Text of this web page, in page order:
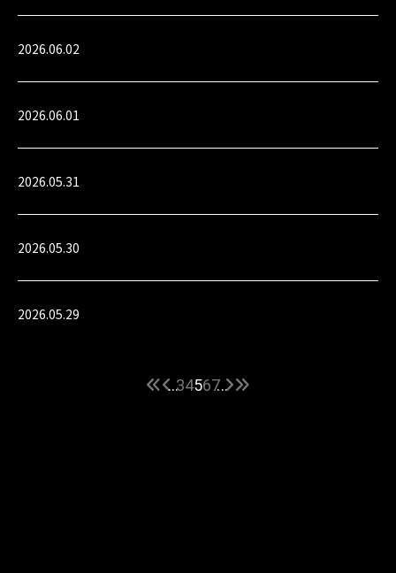
2026.06.02
2026.06.01
2026.05.31
2026.05.30
2026.05.29
...34567...